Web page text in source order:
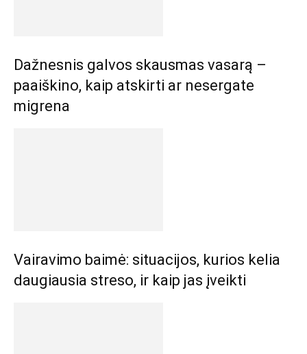
Dažnesnis galvos skausmas vasarą –
paaiškino, kaip atskirti ar nesergate
migrena
Vairavimo baimė: situacijos, kurios kelia
daugiausia streso, ir kaip jas įveikti